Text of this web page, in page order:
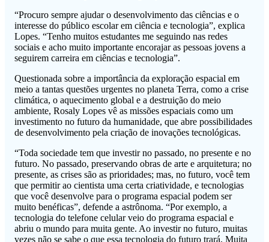
“Procuro sempre ajudar o desenvolvimento das ciências e o
interesse do público escolar em ciência e tecnologia”, explica
Lopes. “Tenho muitos estudantes me seguindo nas redes
sociais e acho muito importante encorajar as pessoas jovens a
seguirem carreira em ciências e tecnologia”.
Questionada sobre a importância da exploração espacial em
meio a tantas questões urgentes no planeta Terra, como a crise
climática, o aquecimento global e a destruição do meio
ambiente, Rosaly Lopes vê as missões espaciais como um
investimento no futuro da humanidade, que abre possibilidades
de desenvolvimento pela criação de inovações tecnológicas.
“Toda sociedade tem que investir no passado, no presente e no
futuro. No passado, preservando obras de arte e arquitetura; no
presente, as crises são as prioridades; mas, no futuro, você tem
que permitir ao cientista uma certa criatividade, e tecnologias
que você desenvolve para o programa espacial podem ser
muito benéficas”, defende a astrônoma. “Por exemplo, a
tecnologia do telefone celular veio do programa espacial e
abriu o mundo para muita gente. Ao investir no futuro, muitas
vezes não se sabe o que essa tecnologia do futuro trará. Muita